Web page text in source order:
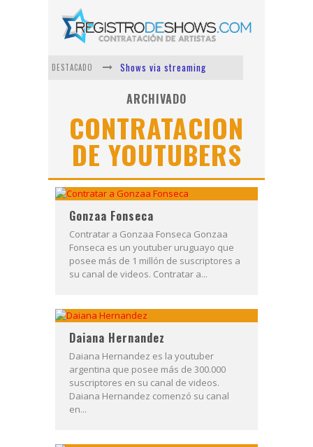
DESTACADO
Shows via streaming
Lit Killah
Nicki Nicole
Duki
Vi Em
Los Ángeles Azules
ARCHIVADO
CONTRATACION
DE YOUTUBERS
Gonzaa Fonseca
Contratar a Gonzaa Fonseca Gonzaa
Fonseca es un youtuber uruguayo que
posee más de 1 millón de suscriptores a
su canal de videos. Contratar a...
Daiana Hernandez
Daiana Hernandez es la youtuber
argentina que posee más de 300.000
suscriptores en su canal de videos.
Daiana Hernandez comenzó su canal
en...